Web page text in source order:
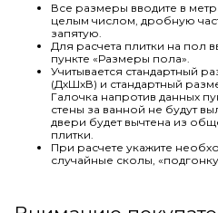
Все размеры вводите в
целым числом, дробную
запятую.
Для расчета плитки на пол
пункте «Размеры пола».
Учитывается стандартный
(ДхШхВ) и стандартный
Галочка напротив данных
стены за ванной не будут
двери будет вычтена из
плитки.
При расчете укажите
случайные сколы,